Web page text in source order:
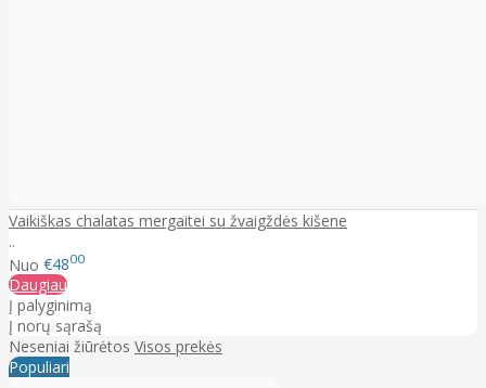
Vaikiškas chalatas mergaitei su žvaigždės kišene
..
Nuo €4800
Daugiau
Į palyginimą
Į norų sąrašą
Neseniai žiūrėtos Visos prekės
Populiari